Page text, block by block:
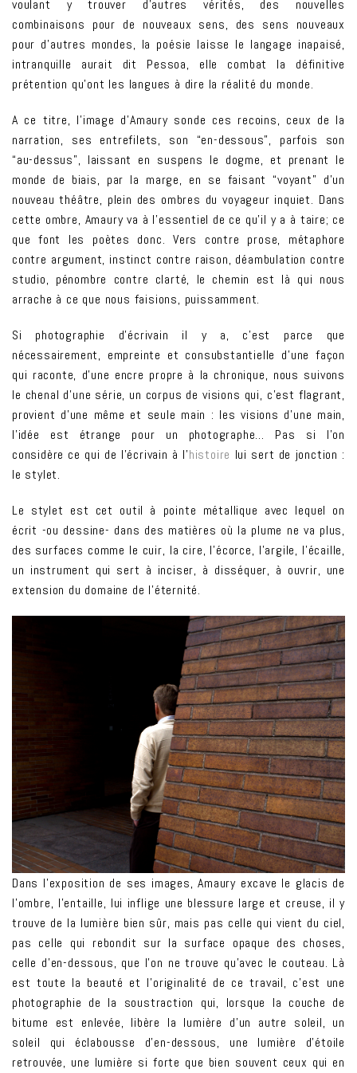
voulant y trouver d’autres vérités, des nouvelles
combinaisons pour de nouveaux sens, des sens nouveaux
pour d’autres mondes, la poésie laisse le langage inapaisé,
intranquille aurait dit Pessoa, elle combat la définitive
prétention qu’ont les langues à dire la réalité du monde.
A ce titre, l’image d’Amaury sonde ces recoins, ceux de la
narration, ses entrefilets, son “en-dessous”, parfois son
“au-dessus”, laissant en suspens le dogme, et prenant le
monde de biais, par la marge, en se faisant “voyant” d’un
nouveau théâtre, plein des ombres du voyageur inquiet. Dans
cette ombre, Amaury va à l’essentiel de ce qu’il y a à taire; ce
que font les poètes donc. Vers contre prose, métaphore
contre argument, instinct contre raison, déambulation contre
studio, pénombre contre clarté, le chemin est là qui nous
arrache à ce que nous faisions, puissamment.
Si photographie d’écrivain il y a, c’est parce que
nécessairement, empreinte et consubstantielle d’une façon
qui raconte, d’une encre propre à la chronique, nous suivons
le chenal d’une série, un corpus de visions qui, c’est flagrant,
provient d’une même et seule main : les visions d’une main,
l’idée est étrange pour un photographe… Pas si l’on
considère ce qui de l’écrivain à l’histoire lui sert de jonction :
le stylet.
Le stylet est cet outil à pointe métallique avec lequel on
écrit -ou dessine- dans des matières où la plume ne va plus,
des surfaces comme le cuir, la cire, l’écorce, l’argile, l’écaille,
un instrument qui sert à inciser, à disséquer, à ouvrir, une
extension du domaine de l’éternité.
Dans l’exposition de ses images, Amaury excave le glacis de
l’ombre, l’entaille, lui inflige une blessure large et creuse, il y
trouve de la lumière bien sûr, mais pas celle qui vient du ciel,
pas celle qui rebondit sur la surface opaque des choses,
celle d’en-dessous, que l’on ne trouve qu’avec le couteau. Là
est toute la beauté et l’originalité de ce travail, c’est une
photographie de la soustraction qui, lorsque la couche de
bitume est enlevée, libère la lumière d’un autre soleil, un
soleil qui éclabousse d’en-dessous, une lumière d’étoile
retrouvée, une lumière si forte que bien souvent ceux qui en